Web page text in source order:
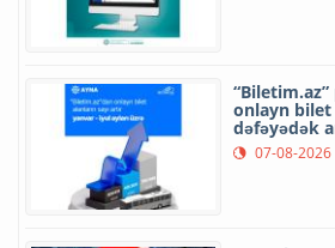
onlayn bilet
dəfəyədək
07-08-2026